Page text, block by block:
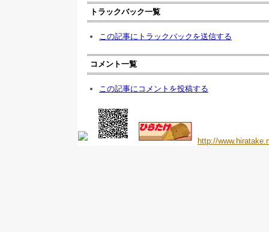
トラックバック一覧
この記事にトラックバックを送信する
コメント一覧
この記事にコメントを投稿する
http://